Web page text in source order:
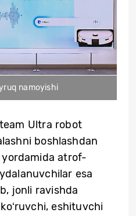
namoyishi
Ultra robot
boshlashdan
atrof-
esa
jonli ravishda
eshituvchi